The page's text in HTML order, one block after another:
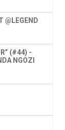
@LEGEND
(#44) -
NGOZI